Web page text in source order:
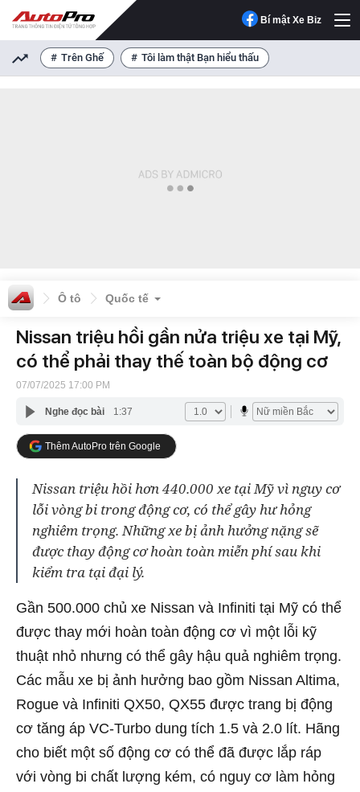
Bí mật Xe Biz
Trên Ghế Tôi làm thật Bạn hiểu thấu
Ô tô Quốc tế
Nissan triệu hồi gần nửa triệu xe tại Mỹ,
có thể phải thay thế toàn bộ động cơ
07/07/2025 17:00 PM
Nghe đọc bài 1:37
Thêm AutoPro trên Google
Nissan triệu hồi hơn 440.000 xe tại Mỹ vì nguy cơ
lỗi vòng bi trong động cơ, có thể gây hư hỏng
nghiêm trọng. Những xe bị ảnh hưởng nặng sẽ
được thay động cơ hoàn toàn miễn phí sau khi
kiểm tra tại đại lý.
Gần 500.000 chủ xe Nissan và Infiniti tại Mỹ có thể
được thay mới hoàn toàn động cơ vì một lỗi kỹ
thuật nhỏ nhưng có thể gây hậu quả nghiêm trọng.
Các mẫu xe bị ảnh hưởng bao gồm Nissan Altima,
Rogue và Infiniti QX50, QX55 được trang bị động
cơ tăng áp VC-Turbo dung tích 1.5 và 2.0 lít. Hãng
cho biết một số động cơ có thể đã được lắp ráp
với vòng bi chất lượng kém, có nguy cơ làm hỏng